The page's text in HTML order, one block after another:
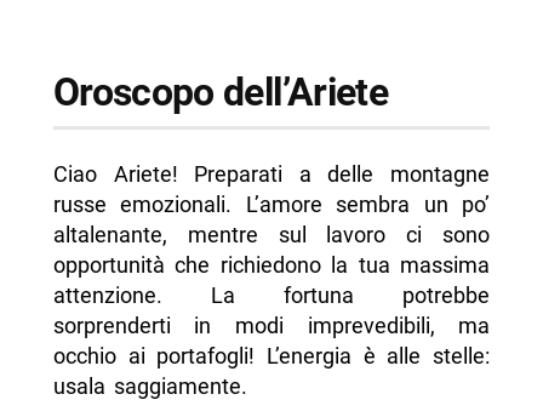
Oroscopo dell’Ariete
Ciao Ariete! Preparati a delle montagne
russe emozionali. L’amore sembra un po’
altalenante, mentre sul lavoro ci sono
opportunità che richiedono la tua massima
attenzione. La fortuna potrebbe
sorprenderti in modi imprevedibili, ma
occhio ai portafogli! L’energia è alle stelle:
usala saggiamente.